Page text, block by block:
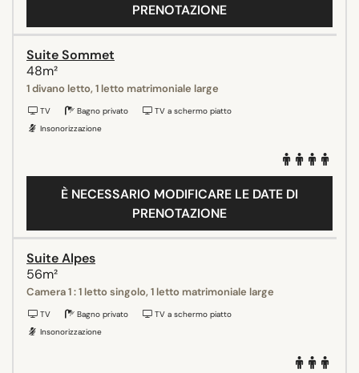
PRENOTAZIONE
Suite Sommet
48m²
1 divano letto, 1 letto matrimoniale large
TV Bagno privato
TV a schermo piatto
Insonorizzazione
È NECESSARIO MODIFICARE LE DATE DI
PRENOTAZIONE
Suite Alpes
56m²
Camera 1 : 1 letto singolo, 1 letto matrimoniale large
TV Bagno privato
TV a schermo piatto
Insonorizzazione